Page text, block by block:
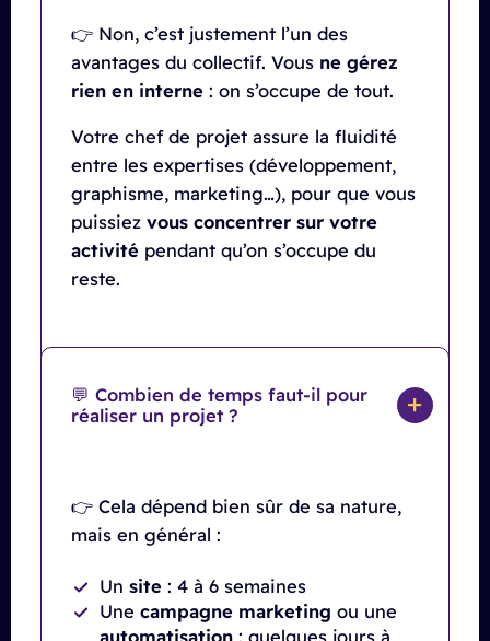
👉 Non, c’est justement l’un des
avantages du collectif. Vous ne gérez
rien en interne: on s’occupe de tout.
Votre chef de projet assure la fluidité
entre les expertises (développement,
graphisme, marketing…), pour que vous
puissiez vous concentrer sur votre
activitépendant qu’on s’occupe du
reste.
💬 Combien de temps faut-il pour
réaliser un projet ?
👉 Cela dépend bien sûr de sa nature,
mais en général :
Unsite : 4 à 6 semaines
Unecampagne marketing ou une
automatisation : quelques jours à